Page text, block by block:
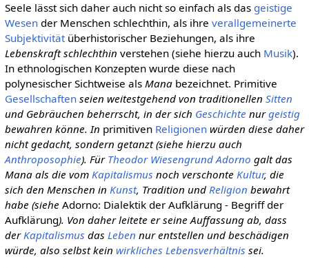
Seele lässt sich daher auch nicht so einfach als das geistige
Wesender Menschen schlechthin, als ihre verallgemeinerte
Subjektivitätüberhistorischer Beziehungen, als ihre
Lebenskraft schlechthin verstehen (siehe hierzu auch Musik).
In ethnologischen Konzepten wurde diese nach
polynesischer Sichtweise als Manabezeichnet. Primitive
Gesellschaftenseien weitestgehend von traditionellen Sitten
und Gebräuchen beherrscht, in der sich Geschichte nurgeistig
bewahren könne. In primitiven Religionenwürden diese daher
nicht gedacht, sondern getanzt (siehe hierzu auch
Anthroposophie). Für Theodor Wiesengrund Adorno galt das
Mana als die vom Kapitalismus noch verschonte Kultur, die
sich den Menschen in Kunst, Tradition und Religion bewahrt
habe (siehe Adorno: Dialektik der Aufklärung - Begriff der
Aufklärung). Von daher leitete er seine Auffassung ab, dass
derKapitalismus das Leben nur entstellen und beschädigen
würde, also selbst kein wirkliches Lebensverhältnis sei.